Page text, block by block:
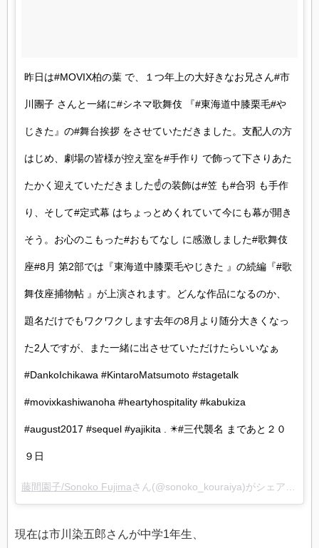
昨日は#MOVIX柏の葉 で、１つ年上の大好きなお兄さん#市
川團子 さんと一緒に#シネマ歌舞伎 『#東海道中膝栗毛#や
じきた』の#舞台挨拶 をさせていただきました。支配人の方
はじめ、劇場の皆様が控え室を#手作り で飾って下さりあた
たかく迎えていただきました☝️の装飾は#笠 も#合羽 も手作
り、そして#定式幕 はちょっとめくれていて今にも幕が開き
そう。お心のこもった#おもてなし に感激しました#歌舞伎
座#8月 第2部では『東海道中膝栗毛やじきた 』の続編『#歌
舞伎座捕物帖 』が上演されます。どんな作品になるのか、
題名だけでもワクワクします去年の8月より随分大きくなっ
た2人ですが、また一緒に出させていただけたらいいなぁ
#DankoIchikawa #KintaroMatsumoto #stagetalk
#movixkashiwanoha #heartyhospitality #kabukiza
#august2017 #sequel #yajikita . ✴️#三代襲名 まであと２０
９日
藤間園子/Sonoko Fujimaさん(@sonoko_kouraiya)がシェアした投稿 –
現在は市川染五郎さんが中学1年生、